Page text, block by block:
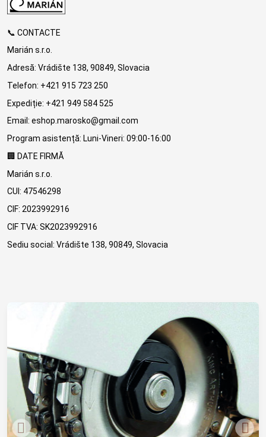
📞 CONTACTE
Marián s.r.o.
Adresă: Vrádište 138, 90849, Slovacia
Telefon: +421 915 723 250
Expediție: +421 949 584 525
Email: eshop.marosko@gmail.com
Program asistență: Luni-Vineri: 09:00-16:00
🏢 DATE FIRMĂ
Marián s.r.o.
CUI: 47546298
CIF: 2023992916
CIF TVA: SK2023992916
Sediu social: Vrádište 138, 90849, Slovacia